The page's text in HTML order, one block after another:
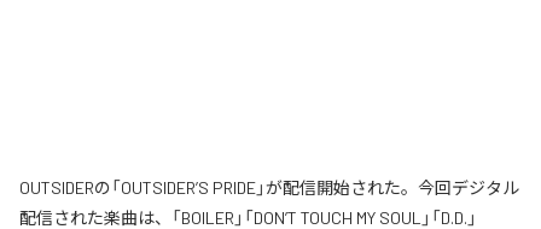
OUTSIDERの「OUTSIDER’S PRIDE」が配信開始された。今回デジタル
配信された楽曲は、「BOILER」「DON’T TOUCH MY SOUL」「D.D.」